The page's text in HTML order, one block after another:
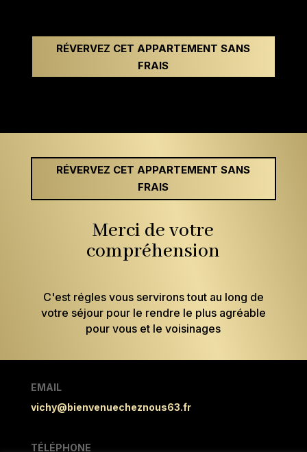
RÉVERVEZ CET APPARTEMENT SANS
FRAIS
RÉVERVEZ CET APPARTEMENT SANS
FRAIS
Merci de votre
compréhension
C'est régles vous servirons tout au long de
votre séjour pour le rendre le plus agréable
pour vous et le voisinages
EMAIL
vichy@bienvenuecheznous63.fr
TÉLÉPHONE